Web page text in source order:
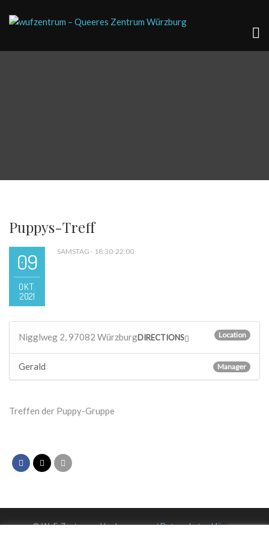
Puppys-Treff
09
OKT.
2021
SAMSTAG - 18:30-22:00
Nigglweg 2, 97082 Würzburg Location
DIRECTIONS
Gerald Manager
Treffen der Puppy-Gruppe
© WuF-Zentrum e. V. –Impressum / Datenschutzerklärung